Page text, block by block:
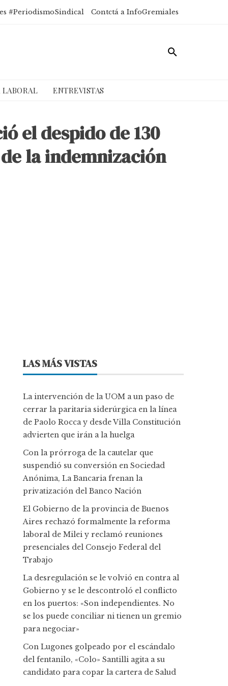
#PeriodismoSindical Contctá a InfoGremiales
LABORAL ENTREVISTAS
el despido de 130
la indemnización
LAS MÁS VISTAS
La intervención de la UOM a un paso de
cerrar la paritaria siderúrgica en la línea
de Paolo Rocca y desde Villa Constitución
advierten que irán a la huelga
Con la prórroga de la cautelar que
suspendió su conversión en Sociedad
Anónima, La Bancaria frenan la
privatización del Banco Nación
El Gobierno de la provincia de Buenos
Aires rechazó formalmente la reforma
laboral de Milei y reclamó reuniones
presenciales del Consejo Federal del
Trabajo
La desregulación se le volvió en contra al
Gobierno y se le descontroló el conflicto
en los puertos: «Son independientes. No
se los puede conciliar ni tienen un gremio
para negociar»
Con Lugones golpeado por el escándalo
del fentanilo, «Colo» Santilli agita a su
candidato para copar la cartera de Salud